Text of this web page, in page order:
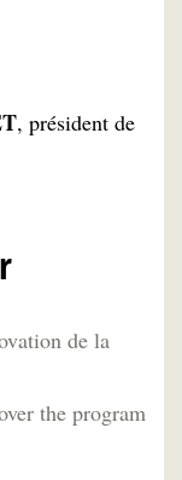
, président de
de la
the program